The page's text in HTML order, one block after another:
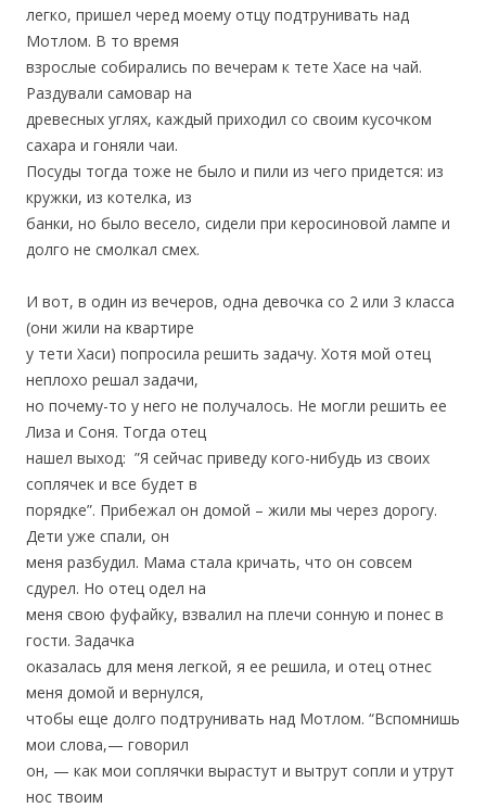
легко, пришел черед моему отцу подтрунивать над
Мотлом. В то время
взрослые собирались по вечерам к тете Хасе на чай.
Раздували самовар на
древесных углях, каждый приходил со своим кусочком
сахара и гоняли чаи.
Посуды тогда тоже не было и пили из чего придется: из
кружки, из котелка, из
банки, но было весело, сидели при керосиновой лампе и
долго не смолкал смех.
И вот, в один из вечеров, одна девочка со 2 или 3 класса
(они жили на квартире
у тети Хаси) попросила решить задачу. Хотя мой отец
неплохо решал задачи,
но почему-то у него не получалось. Не могли решить ее
Лиза и Соня. Тогда отец
нашел выход: ”Я сейчас приведу кого-нибудь из своих
соплячек и все будет в
порядке”. Прибежал он домой – жили мы через дорогу.
Дети уже спали, он
меня разбудил. Мама стала кричать, что он совсем
сдурел. Но отец одел на
меня свою фуфайку, взвалил на плечи сонную и понес в
гости. Задачка
оказалась для меня легкой, я ее решила, и отец отнес
меня домой и вернулся,
чтобы еще долго подтрунивать над Мотлом. “Вспомнишь
мои слова,— говорил
он, — как мои соплячки вырастут и вытрут сопли и утрут
нос твоим